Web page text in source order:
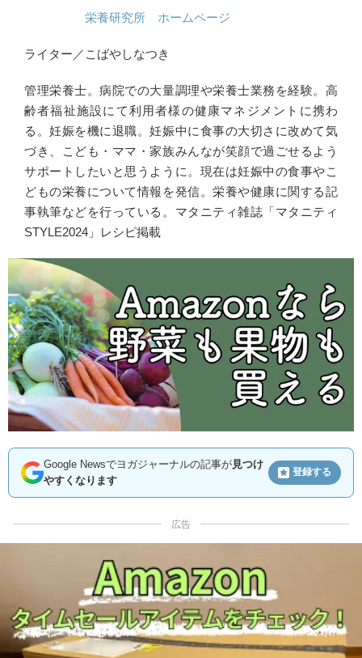
栄養研究所 ホームページ
ライター／こばやしなつき
管理栄養士。病院での大量調理や栄養士業務を経験。高
齢者福祉施設にて利用者様の健康マネジメントに携わ
る。妊娠を機に退職。妊娠中に食事の大切さに改めて気
づき、こども・ママ・家族みんなが笑顔で過ごせるよう
サポートしたいと思うように。現在は妊娠中の食事やこ
どもの栄養について情報を発信。栄養や健康に関する記
事執筆などを行っている。マタニティ雑誌「マタニティ
STYLE2024」レシピ掲載
Google Newsでヨガジャーナルの記事が見つけ
やすくなります
登録する
広告